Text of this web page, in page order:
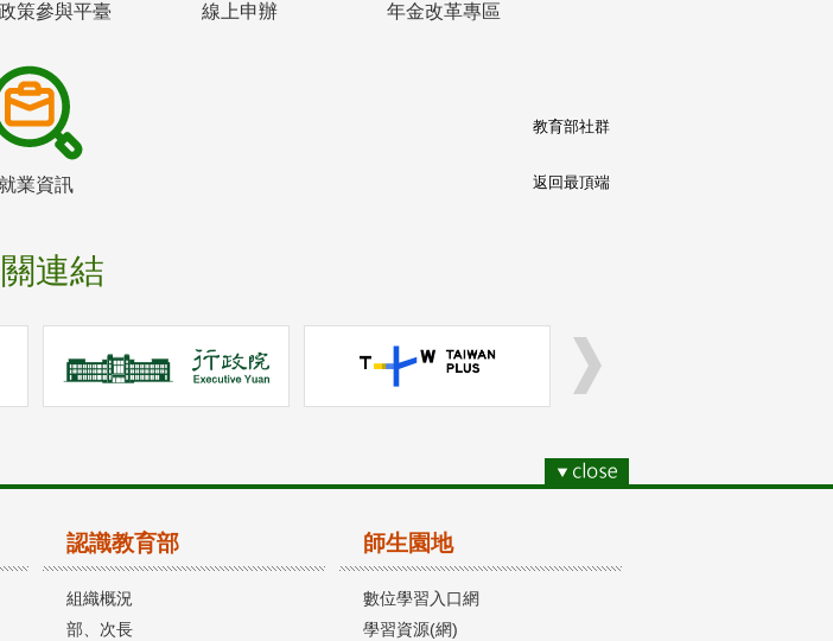
策參與平臺 線上申辦 年金改革專區
就業資訊
連結
教育部社群
返回最頂端
認識教育部
組織概況
部、次長
師生園地
數位學習入口網
學習資源(網)